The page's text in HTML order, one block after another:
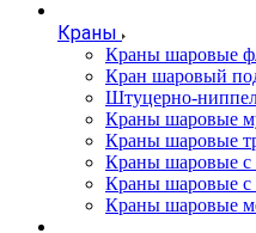
Краны
Краны шаровые
Кран шаровый
Штуцерно-
Краны шаровые
Краны шаровые
Краны шаровые с
Краны шаровые с
Краны шаровые